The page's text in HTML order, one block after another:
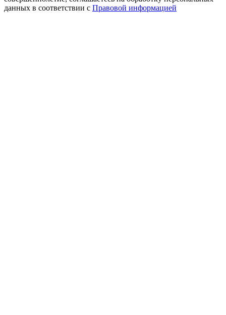
данных в соответствии с Правовой информацией